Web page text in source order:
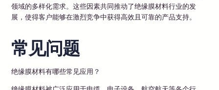
领域的多样化需求。这些因素共同推动了绝缘膜材料行业的发
展，使得客户能够在激烈竞争中获得高效且可靠的产品支持。
常见问题
绝缘膜材料有哪些常见应用？